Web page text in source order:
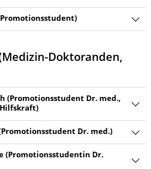
Doktoranden,
(Promotionsstudent Dr. med.,
Dr. med.)
(Promotionsstudentin Dr.